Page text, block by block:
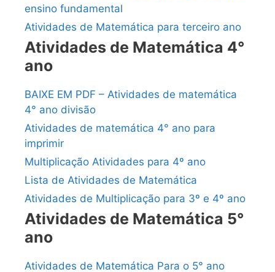
ensino fundamental
Atividades de Matemática para terceiro ano
Atividades de Matemática 4°
ano
BAIXE EM PDF – Atividades de matemática
4° ano divisão
Atividades de matemática 4° ano para
imprimir
Multiplicação Atividades para 4º ano
Lista de Atividades de Matemática
Atividades de Multiplicação para 3º e 4º ano
Atividades de Matemática 5°
ano
Atividades de Matemática Para o 5° ano